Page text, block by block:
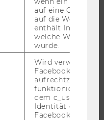
EXCHANGE STUDIERENDE
auf eine Google
auf die Website
enthält
welche
wurde.
Wird verwendet,
Facebook-Sitzung
funktioniert in
dem c_user-
Identität des
Facebook zu